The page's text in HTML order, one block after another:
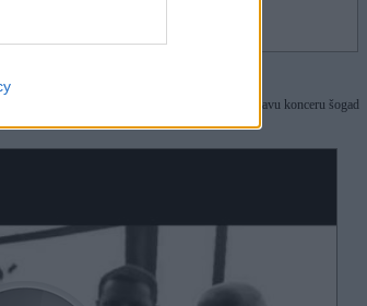
pozitīvi, tad Gacho ne vārda neteica, pat uz savu konceru šogad